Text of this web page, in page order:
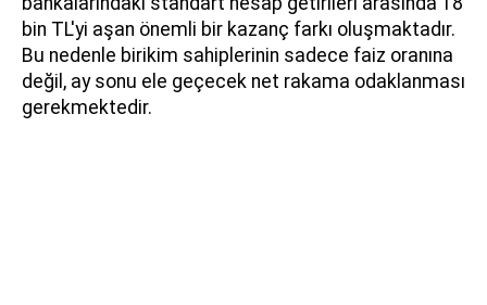
bin TL'yi aşan önemli bir kazanç farkı oluşmaktadır.
Bu nedenle birikim sahiplerinin sadece faiz oranına
değil, ay sonu ele geçecek net rakama odaklanması
gerekmektedir.